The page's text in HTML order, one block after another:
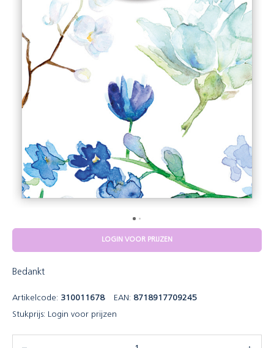
LOGIN VOOR PRIJZEN
Bedankt
Artikelcode: 310011678 EAN: 8718917709245
Stukprijs: Login voor prijzen